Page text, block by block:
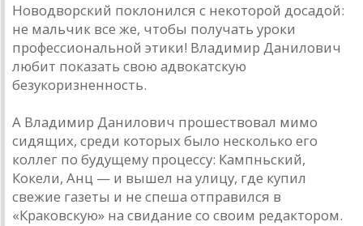
Новодворский поклонился с некоторой досадой:
не мальчик все же, чтобы получать уроки
профессиональной этики! Владимир Данилович
любит показать свою адвокатскую
безукоризненность.
А Владимир Данилович прошествовал мимо
сидящих, среди которых было несколько его
коллег по будущему процессу: Кампньский,
Кокели, Анц — и вышел на улицу, где купил
свежие газеты и не спеша отправился в
«Краковскую» на свидание со своим редактором.